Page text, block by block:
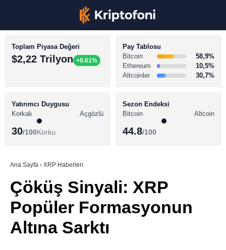
Youtube
TikTok
BİTCOİN HABERLERİ
ALTCOİN HABERLERİ
SÖZLÜK
Toplam Piyasa Değeri
$2,22 Trilyon +0.61%
Pay Tablosu
Bitcoin
58,9%
Ethereum
10,5%
Altcoinler
30,7%
Yatırımcı Duygusu
Korkak
Açgözlü
30/100Korku
Sezon Endeksi
Bitcoin
Altcoin
44.8/100
Ana Sayfa › XRP Haberleri
Çöküş Sinyali: XRP
Popüler Formasyonun
Altına Sarktı